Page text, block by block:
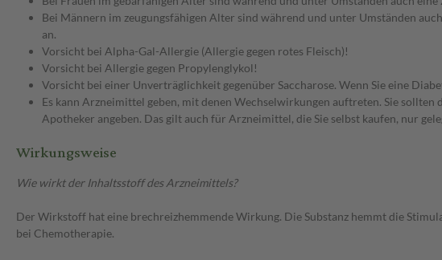
Bei Männern im zeugungsfähigen Alter sind während und unter Umständen
an.
Vorsicht bei Alpha-Gal-Allergie (Allergie gegen rotes Fleisch)!
Vorsicht bei Allergie gegen Propylenglykol!
Vorsicht bei einer Unverträglichkeit gegenüber Saccharose. Wenn Sie eine
Es kann Arzneimittel geben, mit denen Wechselwirkungen auftreten. Sie
Apotheker angeben. Das gilt auch für Arzneimittel, die Sie selbst kaufen, nur
Wirkungsweise
Wie wirkt der Inhaltsstoff des Arzneimittels?
Der Wirkstoff hat eine brechreizhemmende Wirkung. Die Substanz hemmt die
bei Chemotherapie.